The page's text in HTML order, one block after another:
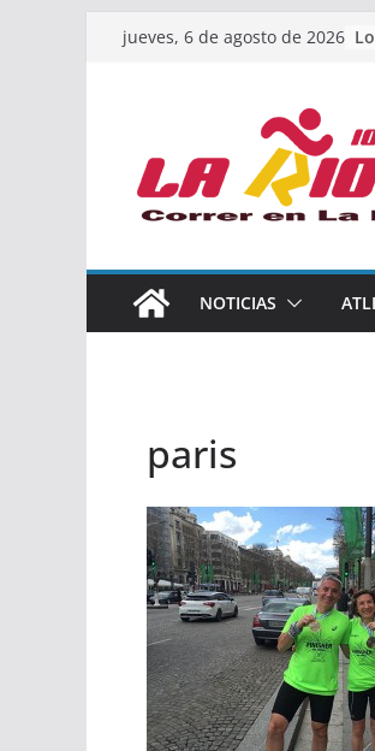
Saltarjueves, 6 de agosto de 2026
NOTICIAS
paris